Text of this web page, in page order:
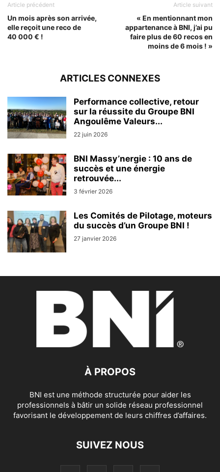
Article précédent
Un mois après son arrivée,
elle reçoit une reco de
40 000 € !
Article suivant
« En mentionnant mon
appartenance à BNI, j’ai pu
faire plus de 60 recos en
moins de 6 mois ! »
ARTICLES CONNEXES
Performance collective, retour
sur la réussite du Groupe BNI
Angoulême Valeurs...
22 juin 2026
BNI Massy’nergie : 10 ans de
succès et une énergie
retrouvée...
3 février 2026
Les Comités de Pilotage, moteurs
du succès d’un Groupe BNI !
27 janvier 2026
À PROPOS
BNI est une méthode structurée pour aider les
professionnels à bâtir un solide réseau professionnel
favorisant le développement de leurs chiffres d’affaires.
SUIVEZ NOUS